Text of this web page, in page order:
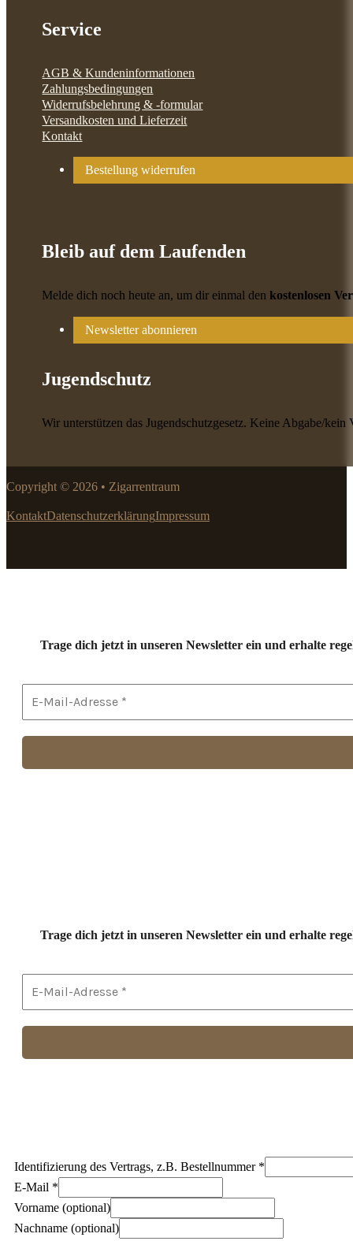
Service
AGB & Kundeninformationen
Zahlungsbedingungen
Widerrufsbelehrung & -formular
Versandkosten und Lieferzeit
Kontakt
Bestellung widerrufen
Bleib auf dem Laufenden
Melde dich noch heute an, um dir einmal denkostenlosen
Newsletter abonnieren
Jugendschutz
Wir unterstützen das Jugendschutzgesetz. Keine Abgabe/
Copyright © 2026 • Zigarrentraum
KontaktDatenschutzerklärungImpressum
Trage dich jetzt in unseren Newsletter ein und erhalte
Trage dich jetzt in unseren Newsletter ein und erhalte
Identifizierung des Vertrags, z.B. Bestellnummer *
E-Mail *
E-
Mail
(wiederholen)*
Vorname (optional)
Nachname (optional)